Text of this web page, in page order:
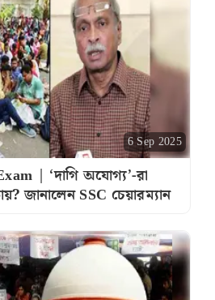
6 Sep 2025
| ‘দাগি অযোগ্য’-রা
জানালেন SSC চেয়ারম্যান